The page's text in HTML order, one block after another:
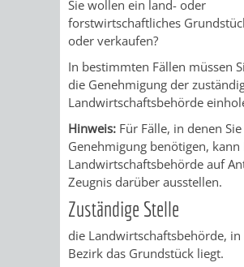
HILFE
MIT
BEHINDERUNG
MIT
DEMENZ
MIGRANTEN
/
FLÜCHTLINGE
BAUHERREN
DENKMALSCHUTZ
VERKAUF
Sie wollen ein land- oder
forstwirtschaftliches
oder verkaufen?
In bestimmten Fällen müssen
die Genehmigung der
Landwirtschaftsbehörde
Hinweis: Für Fälle, in denen
Genehmigung benötigen, kann
Landwirtschaftsbehörde auf
Zeugnis darüber ausstellen.
Zuständige Stelle
die Landwirtschaftsbehörde, in
Bezirk das Grundstück liegt.